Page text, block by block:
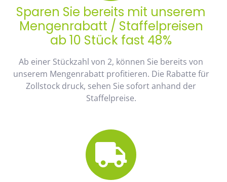
Sparen Sie bereits mit unserem
Mengenrabatt / Staffelpreisen
ab 10 Stück fast 48%
Ab einer Stückzahl von 2, können Sie bereits von
unserem Mengenrabatt profitieren. Die Rabatte für
Zollstock druck, sehen Sie sofort anhand der
Staffelpreise.